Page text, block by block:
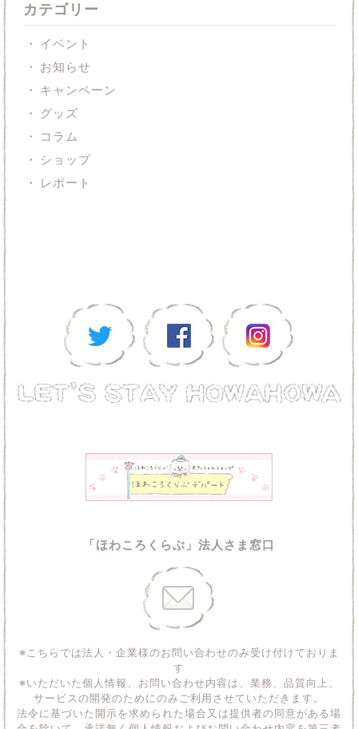
カテゴリー
イベント
お知らせ
キャンペーン
グッズ
コラム
ショップ
レポート
「ほわころくらぶ」法人さま窓口
※こちらでは法人・企業様のお問い合わせのみ受け付けておりま
す
※いただいた個人情報、お問い合わせ内容は、業務、品質向上、
サービスの開発のためにのみご利用させていただきます。
法令に基づいた開示を求められた場合又は提供者の同意がある場